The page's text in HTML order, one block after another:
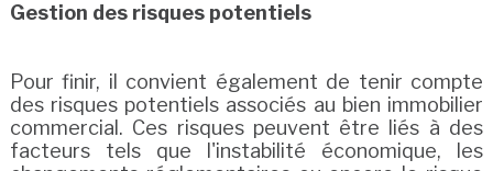
Gestion des risques potentiels
Pour finir, il convient également de tenir compte
des risques potentiels associés au bien immobilier
commercial. Ces risques peuvent être liés à des
facteurs tels que l'instabilité économique, les